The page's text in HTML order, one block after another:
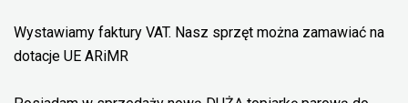
Wystawiamy faktury VAT. Nasz sprzęt można zamawiać na
dotacje UE ARiMR